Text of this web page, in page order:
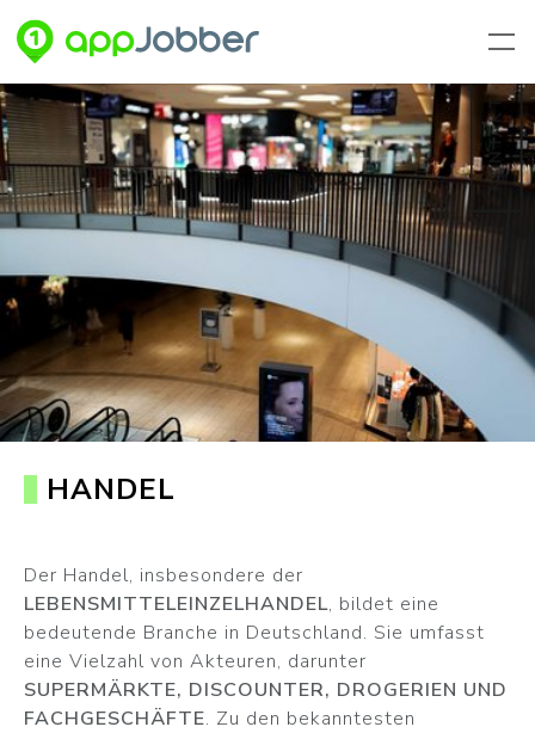
Zum Hauptinhalt springen
HANDEL
Der Handel, insbesondere der
LEBENSMITTELEINZELHANDEL, bildet eine
bedeutende Branche in Deutschland. Sie umfasst
eine Vielzahl von Akteuren, darunter
SUPERMÄRKTE, DISCOUNTER, DROGERIEN UND
FACHGESCHÄFTE. Zu den bekanntesten
KONTAKT